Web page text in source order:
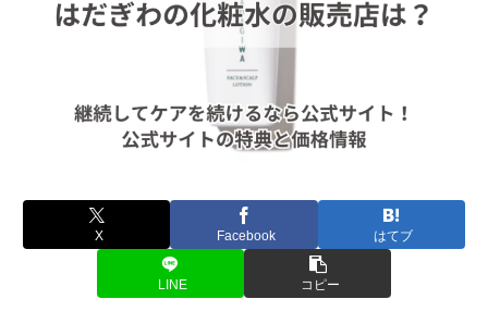
X Facebook はてブ
LINE コピー